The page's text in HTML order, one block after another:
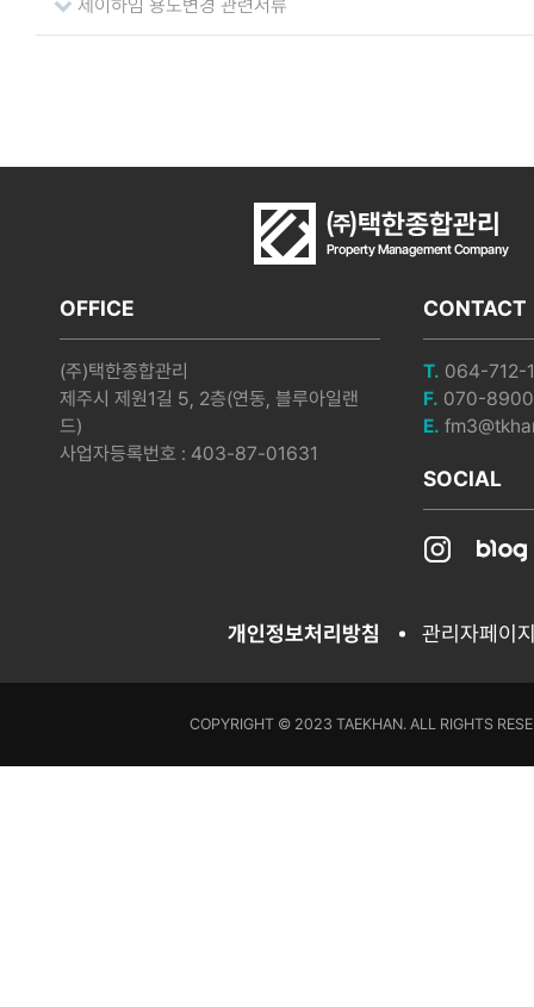
제이하임 용도변경 관련서류
OFFICE
(주)택한종합관리
제주시 제원1길 5, 2층(연동, 블루아일랜
드)
사업자등록번호 : 403-87-01631
CONTACT
T. 064-712-
F. 070-
E.
SOCIAL
개인정보처리방침 관리자페이
COPYRIGHT © 2023 TAEKHAN. ALL RIGHTS